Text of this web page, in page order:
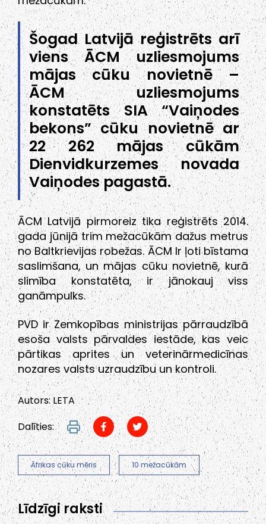
Šogad Latvijā reģistrēts arī
viens ĀCM uzliesmojums
mājas cūku novietnē –
ĀCM uzliesmojums
konstatēts SIA “Vaiņodes
bekons” cūku novietnē ar
22 262 mājas cūkām
Dienvidkurzemes novada
Vaiņodes pagastā.
ĀCM Latvijā pirmoreiz tika reģistrēts 2014.
gada jūnijā trim mežacūkām dažus metrus
no Baltkrievijas robežas. ĀCM Ir ļoti bīstama
saslimšana, un mājas cūku novietnē, kurā
slimība konstatēta, ir jānokauj viss
ganāmpulks.
PVD ir Zemkopības ministrijas pārraudzībā
esoša valsts pārvaldes iestāde, kas veic
pārtikas aprites un veterinārmedicīnas
nozares valsts uzraudzību un kontroli.
Autors: LETA
Dalīties:
Āfrikas cūku mēris 10 mežacūkām
Līdzīgi raksti